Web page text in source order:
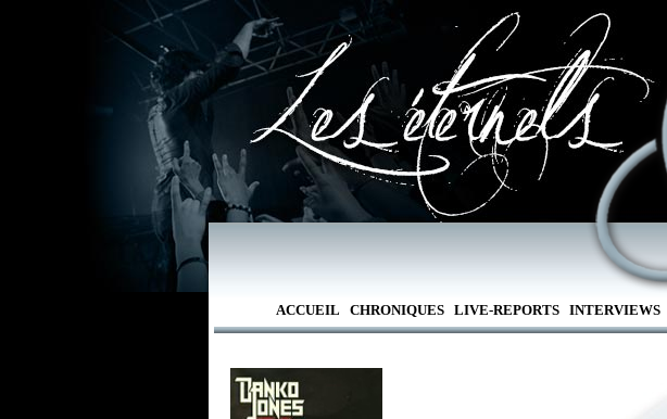
ACCUEIL CHRONIQUES LIVE-REPORTS INTERVIEWS